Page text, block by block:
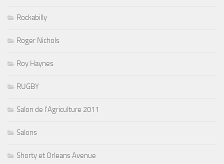
Rockabilly
Roger Nichols
Roy Haynes
RUGBY
Salon de l'Agriculture 2011
Salons
Shorty et Orleans Avenue